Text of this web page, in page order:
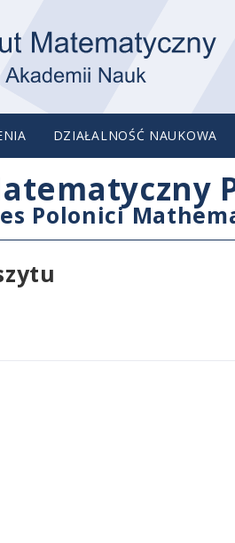
DZIAŁALNOŚĆ NAUKOWA
Polonici